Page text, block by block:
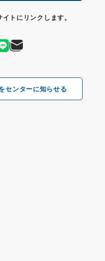
トにリンクします。
センターに知らせる